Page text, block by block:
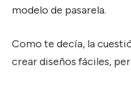
modelo de pasarela.
Como te decía, la
crear diseños fáciles,